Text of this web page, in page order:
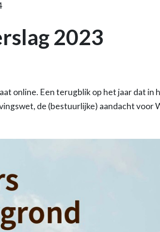
2023
online. Een terugblik op het jaar dat in
de (bestuurlijke) aandacht voor